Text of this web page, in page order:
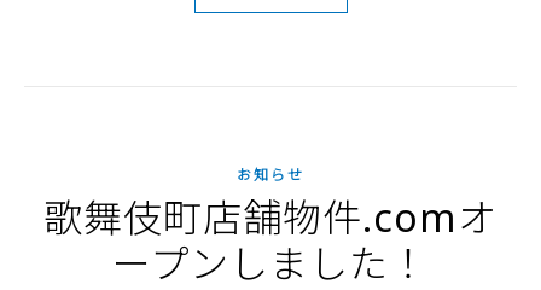
お知らせ
歌舞伎町店舗物件.comオ
ープンしました！